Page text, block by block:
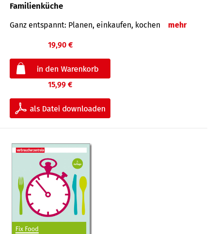
Familienküche
Ganz entspannt: Planen, einkaufen, kochen mehr
19,90 €
15,99 €